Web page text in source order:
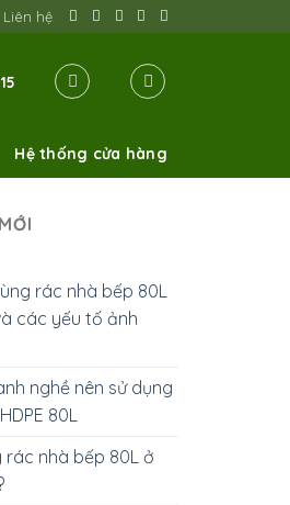
Liên hệ
Hệ thống cửa hàng
rác nhà bếp 80L
các yếu tố ảnh
nghề nên sử dụng
80L
rác nhà bếp 80L ở